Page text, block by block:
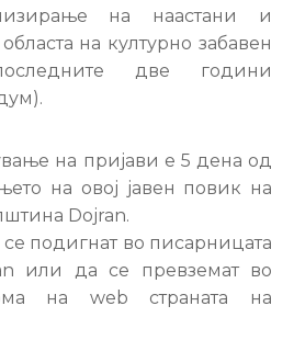
на наастани и
на културно забавен
две години
на пријави е 5 дена од
на овој јавен повик на
Dojran.
подигнат во писарницата
или да се превземат во
на web страната на